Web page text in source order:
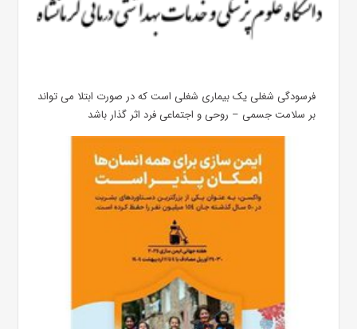
فرسودگی شغلی یک بیماری شغلی است که در صورت ابتلا می تواند
بر سلامت جسمی – روحی و اجتماعی فرد اثر گذار باشد